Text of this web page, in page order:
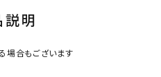
説明
場合もございます